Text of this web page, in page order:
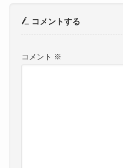
コメントする
コメント ※